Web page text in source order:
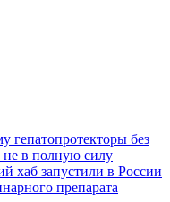
гепатопротекторы без
не в полную силу
хаб запустили в России
препарата